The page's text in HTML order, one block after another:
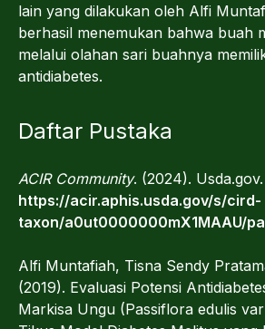
lain yang dilakukan oleh Alfi
berhasil menemukan bahwa buah
melalui olahan sari buahnya
antidiabetes.
Daftar Pustaka
ACIR Community. (2024). Usda.gov.
https://acir.aphis.usda.gov/s/cird-
taxon/a0ut0000000mX1MAAU/
Alfi Muntafiah, Tisna Sendy
(2019). Evaluasi Potensi
Markisa Ungu (Passiflora edulis